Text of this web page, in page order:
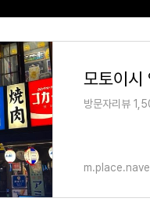
모토이
방문자리뷰